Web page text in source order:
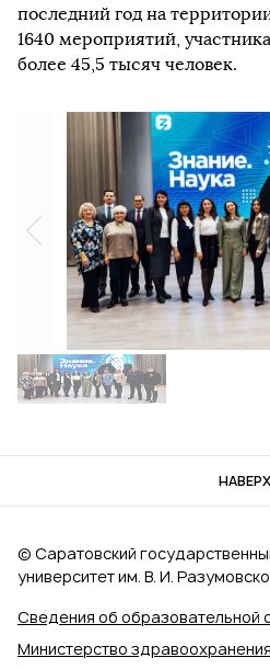
последний год на
1640 мероприятий,
более 45,5 тысяч человек.
НАВЕРХ
Сведения об образовательной
Министерство
© Саратовский
университет им. В. И.